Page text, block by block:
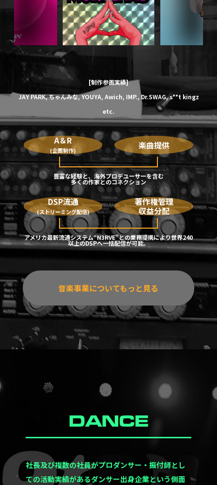
[制作参画実績]
JAY PARK,ちゃんみな,YOUYA, Awich, IMP., Dr.SWAG,s**t kingz
etc.
A＆R
(企画制作) 楽曲提供
豊富な経験と、海外プロデユーサーを含む
多くの作家とのコネクション
DSP流通
(ストリーミング配信)
著作権管理
収益分配
アメリカ最新流通システム“N3RVE”との業務提携により世界240
以上のDSPへ一括配信が可能。
音楽事業についてもっと見る
DANCE
社長及び複数の社員がプロダンサー・振付師とし
ての活動実績があるダンサー出身企業という側面